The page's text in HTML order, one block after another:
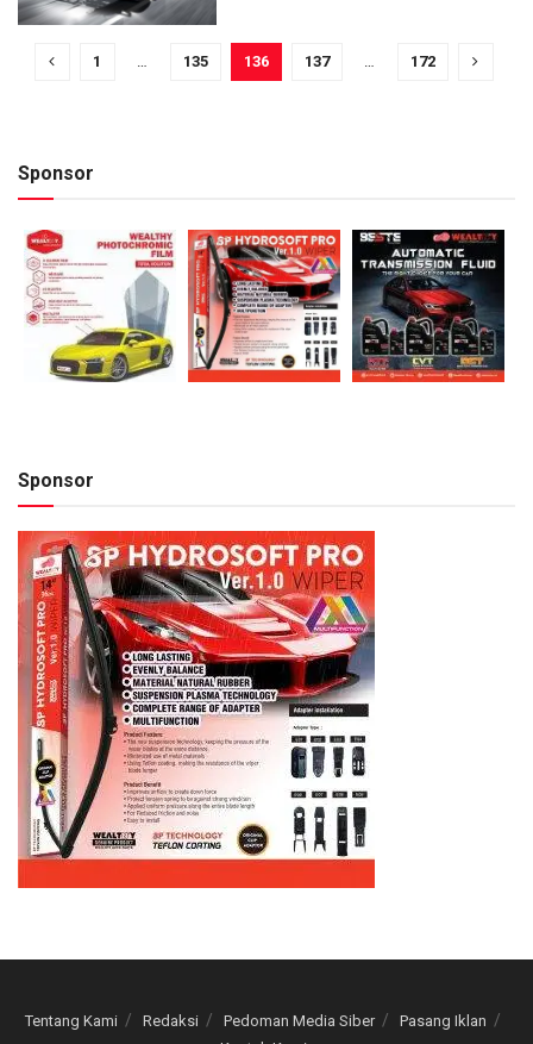
1 … 135 136 137 … 172
Sponsor
Sponsor
Tentang Kami Redaksi Pedoman Media Siber
Pasang Iklan